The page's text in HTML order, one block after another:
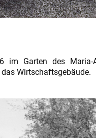
im Garten des
Wirtschaftsgebäude.